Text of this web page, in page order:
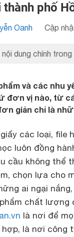
phố
Oanh Cập
dung chính trong
và các nhu
đơn vị nào, từ
giản chỉ là
các loại, file
luôn đồng
cầu không thể
chọn lựa cho
ai ngại
chất lượng
là nơi để
là nơi công